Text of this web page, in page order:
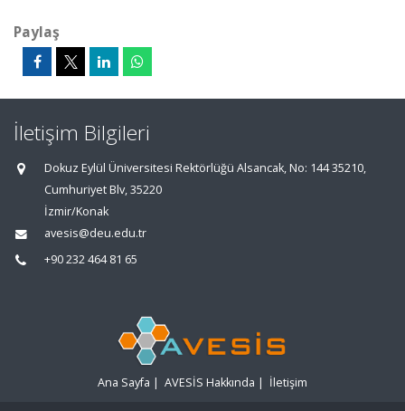
Paylaş
İletişim Bilgileri
Dokuz Eylül Üniversitesi Rektörlüğü Alsancak, No: 144 35210,
Cumhuriyet Blv, 35220
İzmir/Konak
avesis@deu.edu.tr
+90 232 464 81 65
Ana Sayfa | AVESİS Hakkında | İletişim